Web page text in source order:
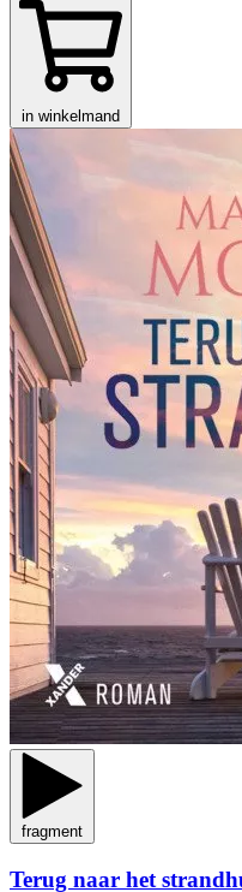
in winkelmand
fragment
Terug naar het